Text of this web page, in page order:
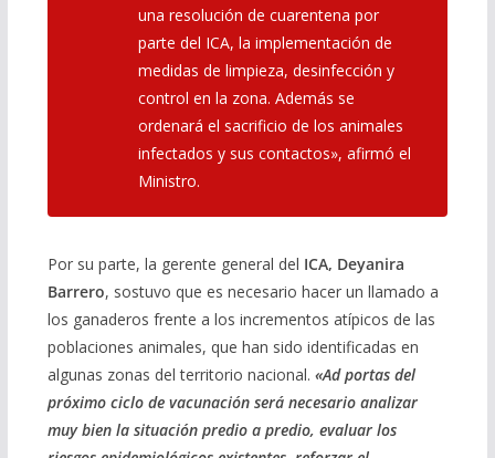
una resolución de cuarentena por
parte del ICA, la implementación de
medidas de limpieza, desinfección y
control en la zona. Además se
ordenará el sacrificio de los animales
infectados y sus contactos», afirmó el
Ministro.
Por su parte, la gerente general del ICA, Deyanira
Barrero, sostuvo que es necesario hacer un llamado a
los ganaderos frente a los incrementos atípicos de las
poblaciones animales, que han sido identificadas en
algunas zonas del territorio nacional. «Ad portas del
próximo ciclo de vacunación será necesario analizar
muy bien la situación predio a predio, evaluar los